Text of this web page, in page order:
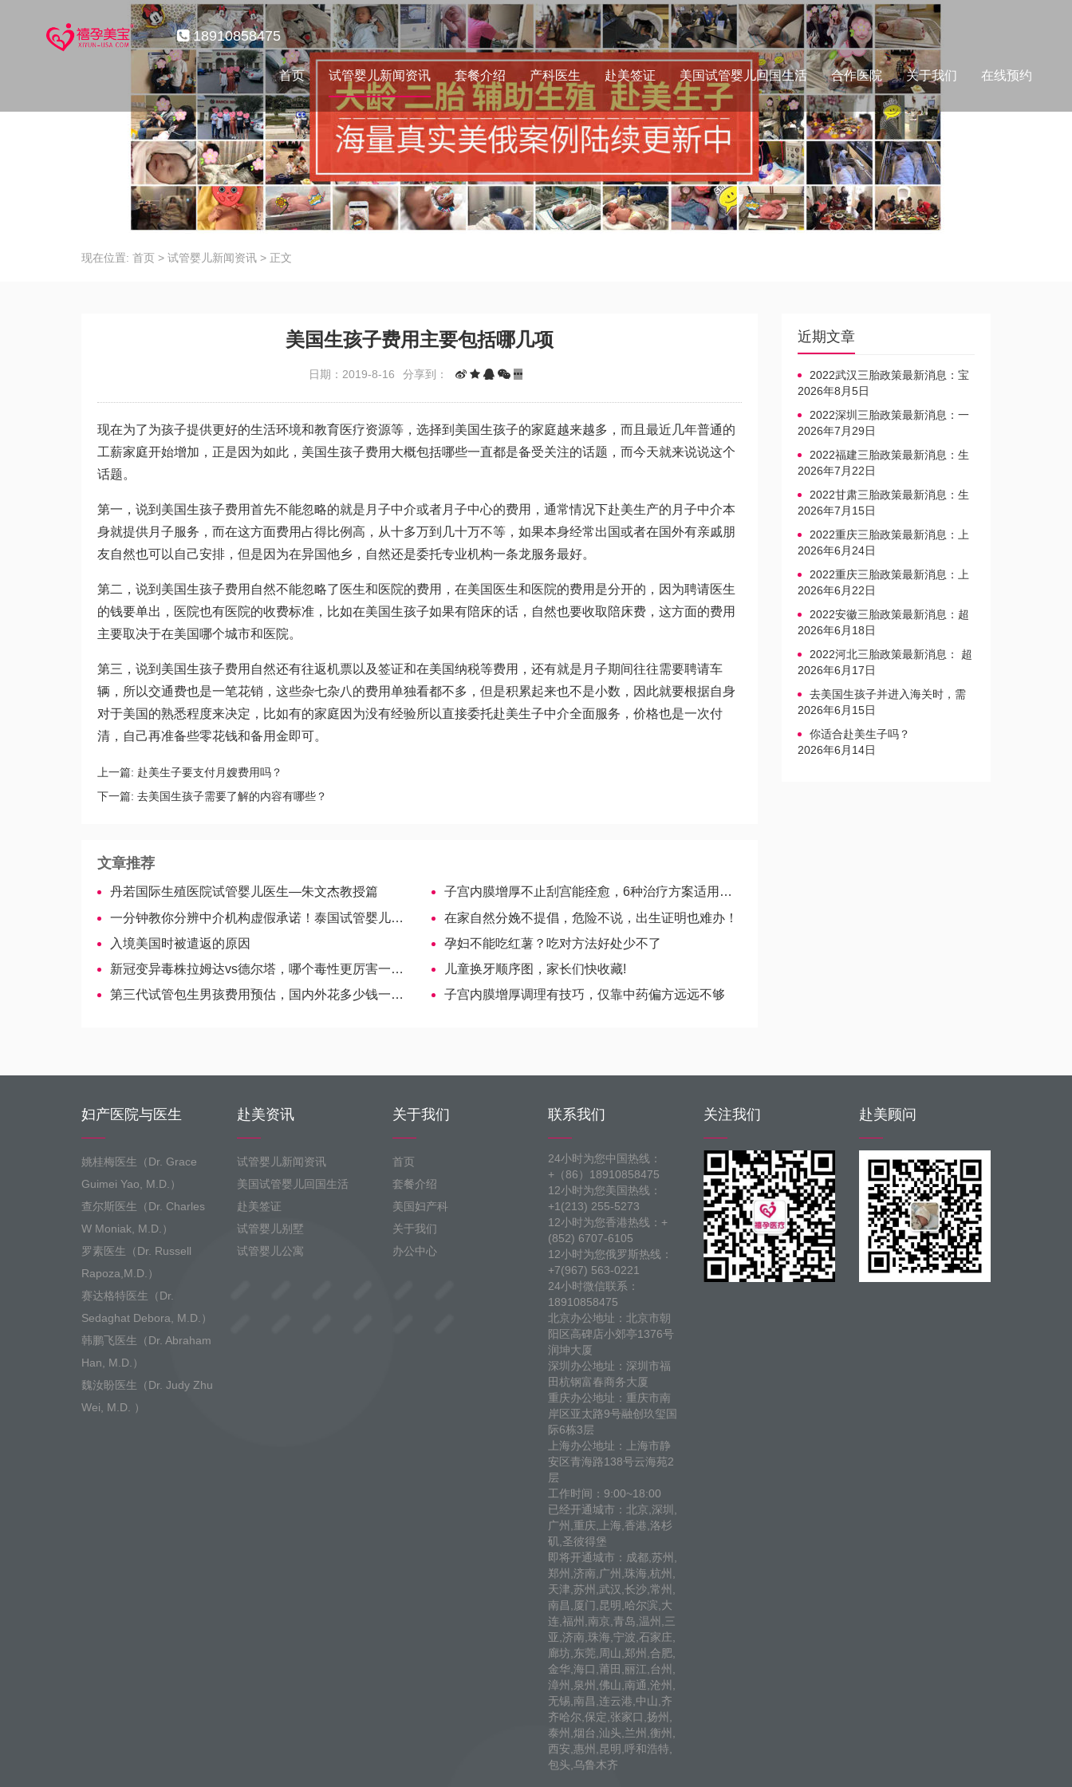
18910858475
首页 试管婴儿新闻资讯 套餐介绍 产科医生 赴美签证 美国试管婴儿回国生活 合作医院 关于我们 在线预约
现在位置: 首页 > 试管婴儿新闻资讯 > 正文
美国生孩子费用主要包括哪几项
日期：2019-8-16 分享到：
现在为了为孩子提供更好的生活环境和教育医疗资源等，选择到美国生孩子的家庭越来越多，而且最近几年普通的
工薪家庭开始增加，正是因为如此，美国生孩子费用大概包括哪些一直都是备受关注的话题，而今天就来说说这个
话题。
第一，说到美国生孩子费用首先不能忽略的就是月子中介或者月子中心的费用，通常情况下赴美生产的月子中介本
身就提供月子服务，而在这方面费用占得比例高，从十多万到几十万不等，如果本身经常出国或者在国外有亲戚朋
友自然也可以自己安排，但是因为在异国他乡，自然还是委托专业机构一条龙服务最好。
第二，说到美国生孩子费用自然不能忽略了医生和医院的费用，在美国医生和医院的费用是分开的，因为聘请医生
的钱要单出，医院也有医院的收费标准，比如在美国生孩子如果有陪床的话，自然也要收取陪床费，这方面的费用
主要取决于在美国哪个城市和医院。
第三，说到美国生孩子费用自然还有往返机票以及签证和在美国纳税等费用，还有就是月子期间往往需要聘请车
辆，所以交通费也是一笔花销，这些杂七杂八的费用单独看都不多，但是积累起来也不是小数，因此就要根据自身
对于美国的熟悉程度来决定，比如有的家庭因为没有经验所以直接委托赴美生子中介全面服务，价格也是一次付
清，自己再准备些零花钱和备用金即可。
上一篇: 赴美生子要支付月嫂费用吗？
下一篇: 去美国生孩子需要了解的内容有哪些？
文章推荐
丹若国际生殖医院试管婴儿医生—朱文杰教授篇
子宫内膜增厚不止刮宫能痊愈，6种治疗方案适用不同病因
一分钟教你分辨中介机构虚假承诺！泰国试管婴儿包成功≠包出生
在家自然分娩不提倡，危险不说，出生证明也难办！
入境美国时被遣返的原因
孕妇不能吃红薯？吃对方法好处少不了
新冠变异毒株拉姆达vs德尔塔，哪个毒性更厉害一文剖析
儿童换牙顺序图，家长们快收藏!
第三代试管包生男孩费用预估，国内外花多少钱一文通
子宫内膜增厚调理有技巧，仅靠中药偏方远远不够
近期文章
2022武汉三胎政策最新消息：宝
宝上户口不再罚款
2026年8月5日
2022深圳三胎政策最新消息：一
文读懂上户口是否罚款
2026年7月29日
2022福建三胎政策最新消息：生
育奖励发放迎新标准
2026年7月22日
2022甘肃三胎政策最新消息：生
育产假不享受带薪福利
2026年7月15日
2022重庆三胎政策最新消息：上
户口、办准生证指南
2026年6月24日
2022重庆三胎政策最新消息：上
户口、办准生证指南
2026年6月22日
2022安徽三胎政策最新消息：超
生家庭罚款标准更新
2026年6月18日
2022河北三胎政策最新消息： 超
生三孩不再缴纳社会抚养费
2026年6月17日
去美国生孩子并进入海关时，需
要注意的事项是什么？
2026年6月15日
你适合赴美生子吗？
2026年6月14日
妇产医院与医生
姚桂梅医生（Dr. Grace
Guimei Yao, M.D.）
查尔斯医生（Dr. Charles
W Moniak, M.D.）
罗素医生（Dr. Russell
Rapoza,M.D.）
赛达格特医生（Dr.
Sedaghat Debora, M.D.）
韩鹏飞医生（Dr. Abraham
Han, M.D.）
魏汝盼医生（Dr. Judy Zhu
Wei, M.D. ）
赴美资讯
试管婴儿新闻资讯
美国试管婴儿回国生活
赴美签证
试管婴儿别墅
试管婴儿公寓
关于我们
首页
套餐介绍
美国妇产科
关于我们
办公中心
联系我们
24小时为您中国热线：
+（86）18910858475
12小时为您美国热线：
+1(213) 255-5273
12小时为您香港热线：+
(852) 6707-6105
12小时为您俄罗斯热线：
+7(967) 563-0221
24小时微信联系：
18910858475
北京办公地址：北京市朝
阳区高碑店小郊亭1376号
润坤大厦
深圳办公地址：深圳市福
田杭钢富春商务大厦
重庆办公地址：重庆市南
岸区亚太路9号融创玖玺国
际6栋3层
上海办公地址：上海市静
安区青海路138号云海苑2
层
工作时间：9:00~18:00
已经开通城市：北京,深圳,
广州,重庆,上海,香港,洛杉
矶,圣彼得堡
即将开通城市：成都,苏州,
郑州,济南,广州,珠海,杭州,
天津,苏州,武汉,长沙,常州,
南昌,厦门,昆明,哈尔滨,大
连,福州,南京,青岛,温州,三
亚,济南,珠海,宁波,石家庄,
廊坊,东莞,周山,郑州,合肥,
金华,海口,莆田,丽江,台州,
漳州,泉州,佛山,南通,沧州,
无锡,南昌,连云港,中山,齐
齐哈尔,保定,张家口,扬州,
泰州,烟台,汕头,兰州,衡州,
西安,惠州,昆明,呼和浩特,
包头,乌鲁木齐
关注我们 赴美顾问